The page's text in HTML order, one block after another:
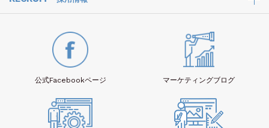
公式Facebookページ マーケティングブログ